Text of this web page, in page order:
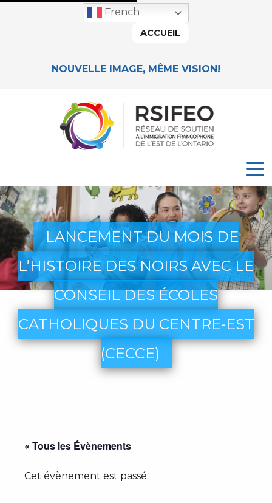
NOUVELLE IMAGE, MÊME VISION!
French
ACCUEIL
LANCEMENT DU MOIS DE
L’HISTOIRE DES NOIRS AVEC LE
CONSEIL DES ÉCOLES
CATHOLIQUES DU CENTRE-EST
(CECCE)
« Tous les Évènements
Cet évènement est passé.